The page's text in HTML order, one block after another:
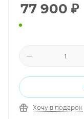
77 900 ₽
Хочу в подарок